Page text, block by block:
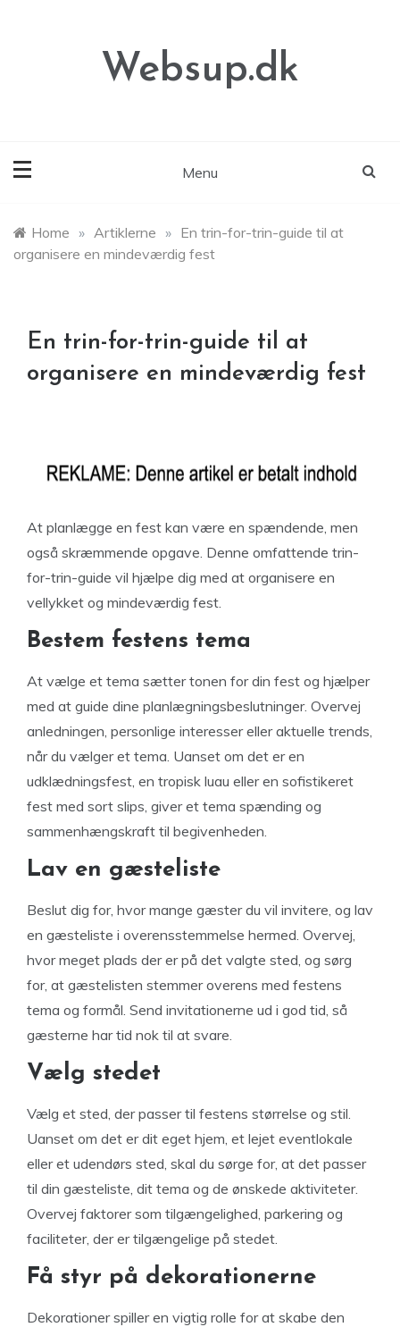
Websup.dk
Menu
Home » Artiklerne » En trin-for-trin-guide til at
organisere en mindeværdig fest
En trin-for-trin-guide til at
organisere en mindeværdig fest
At planlægge en fest kan være en spændende, men
også skræmmende opgave. Denne omfattende trin-
for-trin-guide vil hjælpe dig med at organisere en
vellykket og mindeværdig fest.
Bestem festens tema
At vælge et tema sætter tonen for din fest og hjælper
med at guide dine planlægningsbeslutninger. Overvej
anledningen, personlige interesser eller aktuelle trends,
når du vælger et tema. Uanset om det er en
udklædningsfest, en tropisk luau eller en sofistikeret
fest med sort slips, giver et tema spænding og
sammenhængskraft til begivenheden.
Lav en gæsteliste
Beslut dig for, hvor mange gæster du vil invitere, og lav
en gæsteliste i overensstemmelse hermed. Overvej,
hvor meget plads der er på det valgte sted, og sørg
for, at gæstelisten stemmer overens med festens
tema og formål. Send invitationerne ud i god tid, så
gæsterne har tid nok til at svare.
Vælg stedet
Vælg et sted, der passer til festens størrelse og stil.
Uanset om det er dit eget hjem, et lejet eventlokale
eller et udendørs sted, skal du sørge for, at det passer
til din gæsteliste, dit tema og de ønskede aktiviteter.
Overvej faktorer som tilgængelighed, parkering og
faciliteter, der er tilgængelige på stedet.
Få styr på dekorationerne
Dekorationer spiller en vigtig rolle for at skabe den